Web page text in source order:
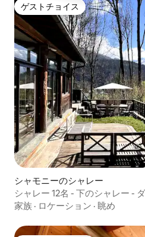
ゲストチョイス
ゲストチョイス
シャモニーのシャレー
シャレー 12名 - 下のシャレー -
家族 · ロケーション · 眺め